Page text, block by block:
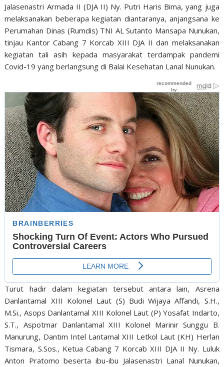
Jalasenastri Armada II (DJA II) Ny. Putri Haris Bima, yang juga
melaksanakan beberapa kegiatan diantaranya, anjangsana ke
Perumahan Dinas (Rumdis) TNI AL Sutanto Mansapa Nunukan,
tinjau Kantor Cabang 7 Korcab XIII DJA II dan melaksanakan
kegiatan tali asih kepada masyarakat terdampak pandemi
Covid-19 yang berlangsung di Balai Kesehatan Lanal Nunukan.
Turut hadir dalam kegiatan tersebut antara lain, Asrena
Danlantamal XIII Kolonel Laut (S) Budi Wijaya Affandi, S.H.,
M.Si., Asops Danlantamal XIII Kolonel Laut (P) Yosafat Indarto,
S.T., Aspotmar Danlantamal XIII Kolonel Marinir Sunggu B.
Manurung, Dantim Intel Lantamal XIII Letkol Laut (KH) Herlan
Tismara, S.Sos., Ketua Cabang 7 Korcab XIII DJA II Ny. Luluk
Anton Pratomo beserta ibu-ibu Jalasenastri Lanal Nunukan,